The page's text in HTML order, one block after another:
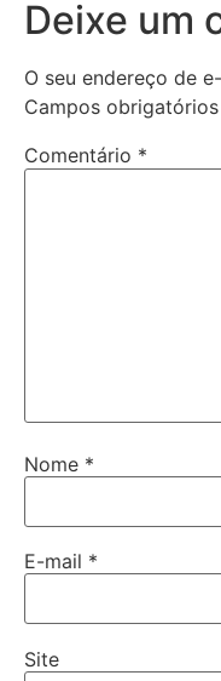
Deixe um
O seu endereço de
Campos
Comentário *
Nome *
E-mail *
Site